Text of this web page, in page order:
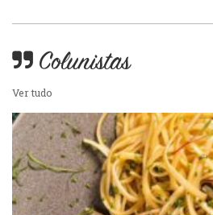
Colunistas
Ver tudo